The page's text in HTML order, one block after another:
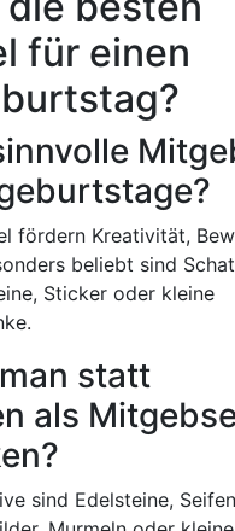
für einen
fördern Kreativität,
beliebt sind
Sticker oder kleine
statt
als
sind Edelsteine,